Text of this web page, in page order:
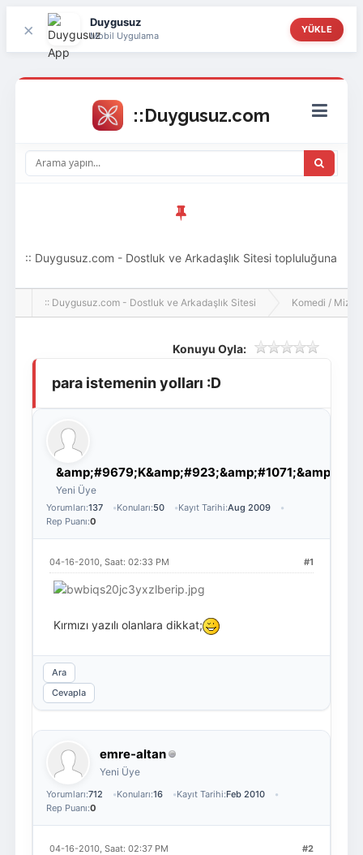
× Duygusuz
Mobil Uygulama
YÜKLE
Giriş Yap
:: Duygusuz.com - Dostluk ve Arkadaşlık Sitesi topluluğuna
hoş geldin ziyaretçi! Aramıza katılmak istersen kayıt
:: Duygusuz.com - Dostluk ve Arkadaşlık Sitesi Komedi /
Konuyu Oyla:
para istemenin yolları :D
Yeni Üye
Yorumları:137 Konuları:50 Kayıt Tarihi:Aug 2009
Rep Puanı:0
#1
04-16-2010, Saat: 02:33 PM
Kırmızı yazılı olanlara dikkat;
Ara
Cevapla
emre-altan
Yeni Üye
Yorumları:712 Konuları:16 Kayıt Tarihi:Feb 2010
Rep Puanı:0
#2
04-16-2010, Saat: 02:37 PM